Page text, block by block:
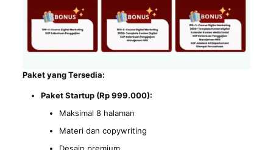
Paket yang Tersedia:
Paket Startup (Rp 999.000):
Maksimal 8 halaman
Materi dan copywriting